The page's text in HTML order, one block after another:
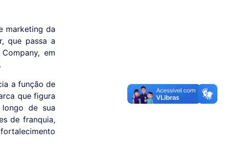
marketing da
que passa a
em
a função de
que figura
de sua
de franquia,